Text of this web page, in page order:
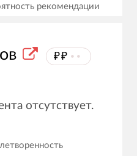
рекомендации
₽₽ ⦁⦁
отсутствует.